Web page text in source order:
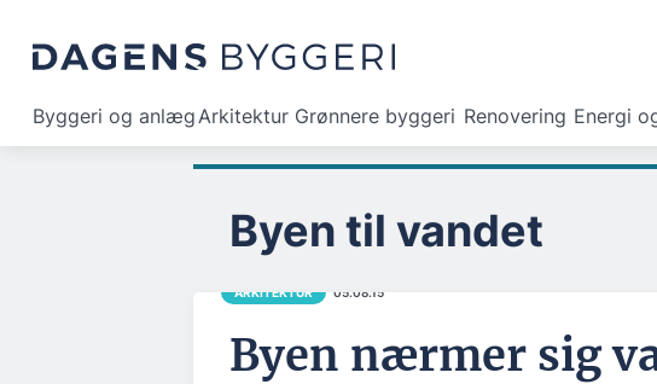
Byggeri og anlægArkitektur Grønnere byggeri Renovering Energi
Byen til vandet
ARKITEKTUR 05.08.15
Byen nærmer sig